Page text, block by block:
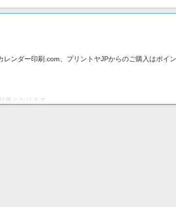
ンダー印刷.com、プリントヤJPからのご購入はポイ
象となります。